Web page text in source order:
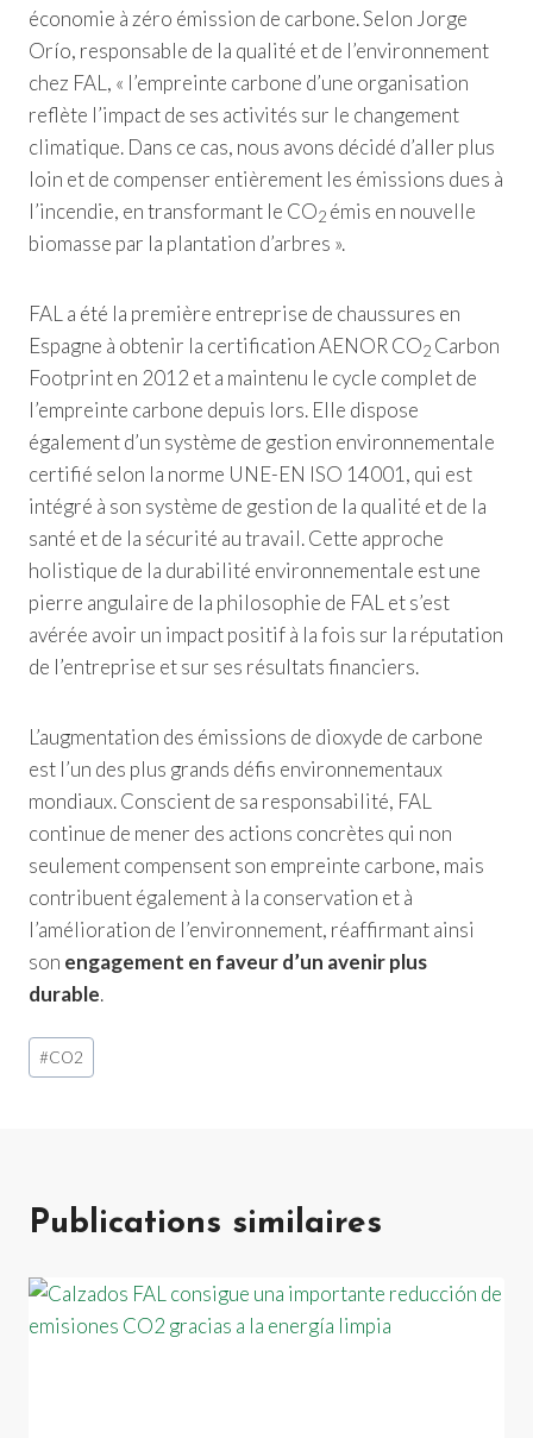
économie à zéro émission de carbone. Selon Jorge
Orío, responsable de la qualité et de l’environnement
chez FAL, « l’empreinte carbone d’une organisation
reflète l’impact de ses activités sur le changement
climatique. Dans ce cas, nous avons décidé d’aller plus
loin et de compenser entièrement les émissions dues à
l’incendie, en transformant le CO2 émis en nouvelle
biomasse par la plantation d’arbres ».
FAL a été la première entreprise de chaussures en
Espagne à obtenir la certification AENOR CO2 Carbon
Footprint en 2012 et a maintenu le cycle complet de
l’empreinte carbone depuis lors. Elle dispose
également d’un système de gestion environnementale
certifié selon la norme UNE-EN ISO 14001, qui est
intégré à son système de gestion de la qualité et de la
santé et de la sécurité au travail. Cette approche
holistique de la durabilité environnementale est une
pierre angulaire de la philosophie de FAL et s’est
avérée avoir un impact positif à la fois sur la réputation
de l’entreprise et sur ses résultats financiers.
L’augmentation des émissions de dioxyde de carbone
est l’un des plus grands défis environnementaux
mondiaux. Conscient de sa responsabilité, FAL
continue de mener des actions concrètes qui non
seulement compensent son empreinte carbone, mais
contribuent également à la conservation et à
l’amélioration de l’environnement, réaffirmant ainsi
son engagement en faveur d’un avenir plus
durable.
Étiquettes
de
#CO2
Publications similaires